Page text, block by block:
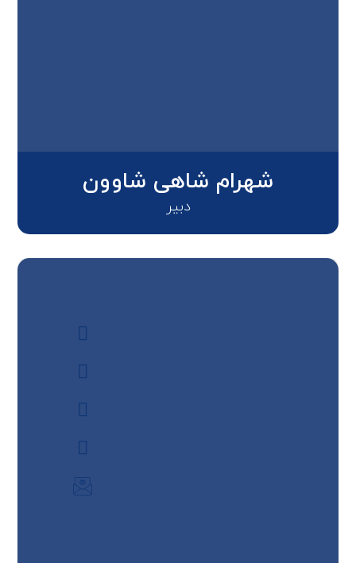
شهرام شاهی شاوون
دبیر